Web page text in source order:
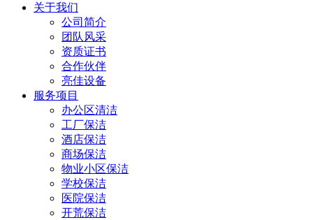
关于我们
公司简介
团队风采
资质证书
合作伙伴
亮佳设备
服务项目
办公区清洁
工厂保洁
酒店保洁
商场保洁
物业小区保洁
学校保洁
医院保洁
开荒保洁